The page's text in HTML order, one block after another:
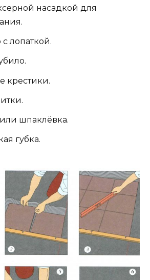
насадкой для
лопаткой.
крестики.
шпаклёвка.
губка.